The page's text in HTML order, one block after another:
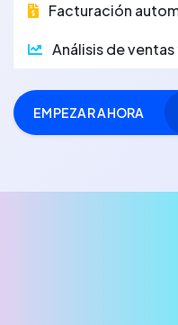
Facturación
Análisis de
EMPEZAR AHORA